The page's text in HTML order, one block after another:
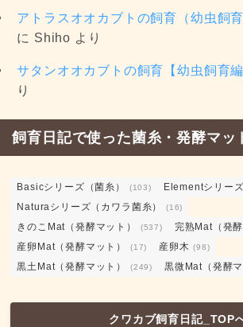
アトラスオオカブトの飼育（幼虫飼育
に Shiho より
サタンオオカブトの飼育【幼虫飼育編
り
飼育日記で使った菌糸・発酵マッ
Basicシリーズ（菌糸） (103) Elementシリー
Naturaシリーズ（カワラ菌糸） (16)
きのこMat（発酵マット） (537) 完熟Mat（発
産卵Mat（発酵マット） (17) 産卵木 (98)
黒土Mat（発酵マット） (249) 黒微Mat（発酵
クワカブ飼育日記_TOP